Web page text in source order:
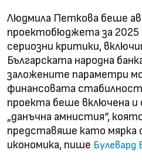
Людмила Петкова беше
проектобюджета за 2025
сериозни критики,
Българската народна
заложените параметри
финансовата
проекта беше включена и
„данъчна амнистия“,
представяше като мярка
икономика, пише Булевард